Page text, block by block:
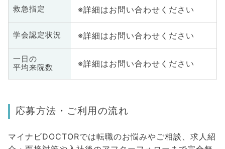
救急指定 ※詳細はお問い合わせください
学会認定状況 ※詳細はお問い合わせください
一日の
平均来院数
※詳細はお問い合わせください
応募方法・ご利用の流れ
マイナビDOCTORでは転職のお悩みやご相談、求人紹